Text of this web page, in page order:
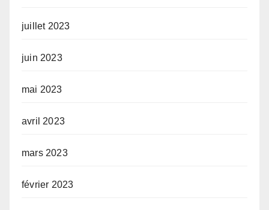
juillet 2023
juin 2023
mai 2023
avril 2023
mars 2023
février 2023